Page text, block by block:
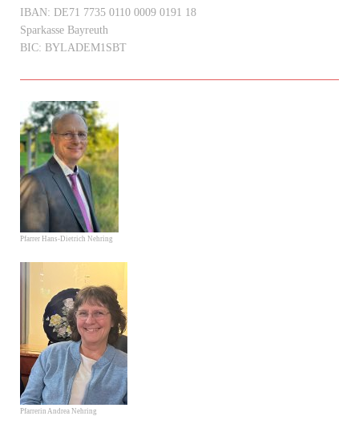
IBAN: DE71 7735 0110 0009 0191 18
Sparkasse Bayreuth
BIC: BYLADEM1SBT
Pfarrer Hans-Dietrich Nehring
Pfarrerin Andrea Nehring